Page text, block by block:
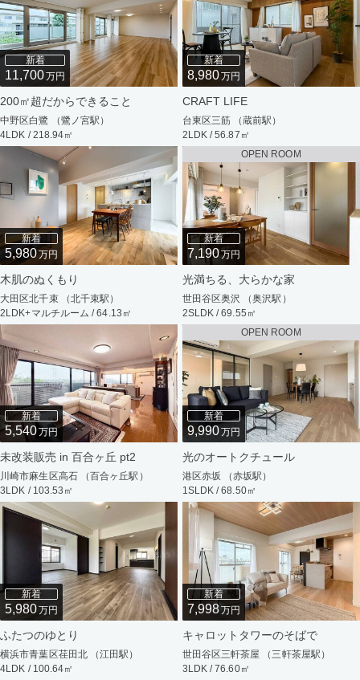
新着
11,700万円
200㎡超だからできること
中野区白鷺 （鷺ノ宮駅）
4LDK / 218.94㎡
新着
8,980万円
CRAFT LIFE
台東区三筋 （蔵前駅）
2LDK / 56.87㎡
新着
5,980万円
木肌のぬくもり
大田区北千束 （北千束駅）
2LDK+マルチルーム / 64.13㎡
OPEN ROOM
新着
7,190万円
光満ちる、大らかな家
世田谷区奥沢 （奥沢駅）
2SLDK / 69.55㎡
新着
5,540万円
未改装販売 in 百合ヶ丘 pt2
川崎市麻生区高石 （百合ヶ丘駅）
3LDK / 103.53㎡
OPEN ROOM
新着
9,990万円
光のオートクチュール
港区赤坂 （赤坂駅）
1SLDK / 68.50㎡
新着
5,980万円
ふたつのゆとり
横浜市青葉区荏田北 （江田駅）
4LDK / 100.64㎡
新着
7,998万円
キャロットタワーのそばで
世田谷区三軒茶屋 （三軒茶屋駅）
3LDK / 76.60㎡